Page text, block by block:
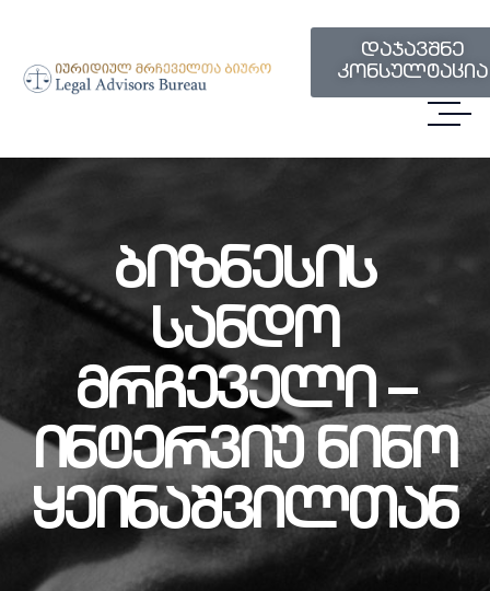
დაჯავშნე
კონსულტაცია
Ბიზნესის
Სანდო
Მრჩეველი –
Ინტერვიუ Ნინო
Ყეინაშვილთან